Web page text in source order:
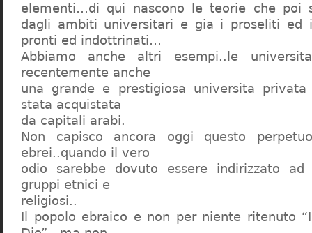
elementi…di qui nascono le teorie che poi
dagli ambiti universitari e gia i proseliti ed
pronti ed indottrinati…
Abbiamo anche altri esempi..le
recentemente anche
una grande e prestigiosa universita
stata acquistata
da capitali arabi.
Non capisco ancora oggi questo
ebrei..quando il vero
odio sarebbe dovuto essere indirizzato
gruppi etnici e
religiosi..
Il popolo ebraico e non per niente ritenuto